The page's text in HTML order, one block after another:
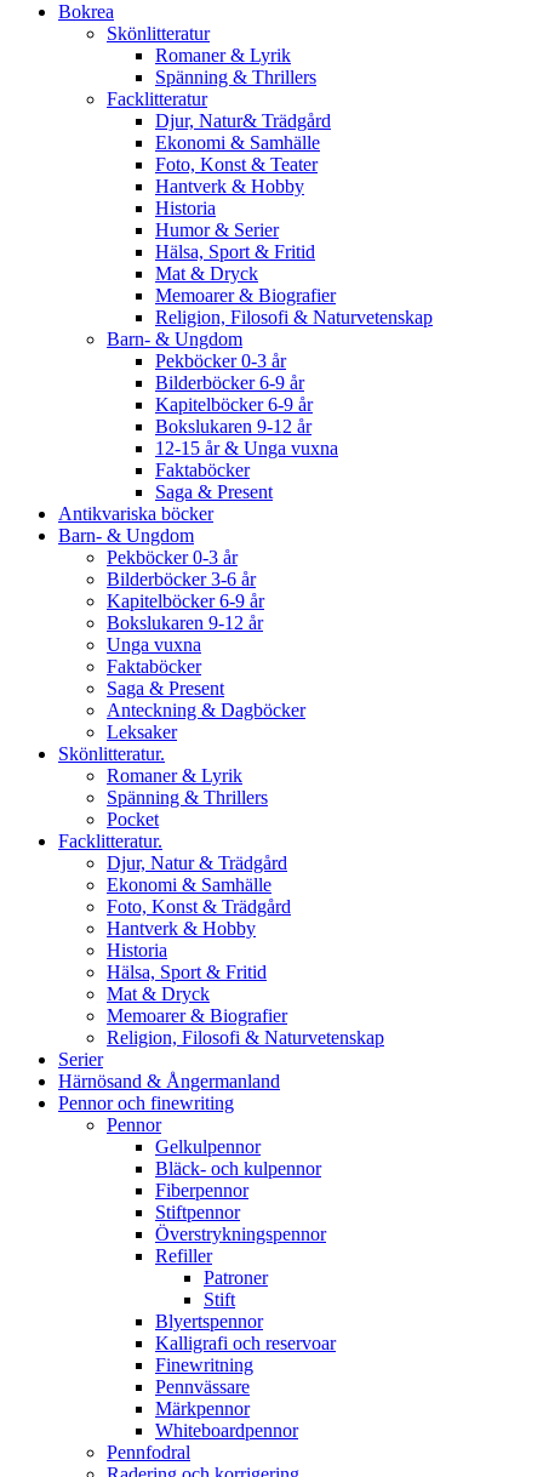
Bokrea
Skönlitteratur
Romaner & Lyrik
Spänning & Thrillers
Facklitteratur
Djur, Natur& Trädgård
Ekonomi & Samhälle
Foto, Konst & Teater
Hantverk & Hobby
Historia
Humor & Serier
Hälsa, Sport & Fritid
Mat & Dryck
Memoarer & Biografier
Religion, Filosofi & Naturvetenskap
Barn- & Ungdom
Pekböcker 0-3 år
Bilderböcker 6-9 år
Kapitelböcker 6-9 år
Bokslukaren 9-12 år
12-15 år & Unga vuxna
Faktaböcker
Saga & Present
Antikvariska böcker
Barn- & Ungdom
Pekböcker 0-3 år
Bilderböcker 3-6 år
Kapitelböcker 6-9 år
Bokslukaren 9-12 år
Unga vuxna
Faktaböcker
Saga & Present
Anteckning & Dagböcker
Leksaker
Skönlitteratur.
Romaner & Lyrik
Spänning & Thrillers
Pocket
Facklitteratur.
Djur, Natur & Trädgård
Ekonomi & Samhälle
Foto, Konst & Trädgård
Hantverk & Hobby
Historia
Hälsa, Sport & Fritid
Mat & Dryck
Memoarer & Biografier
Religion, Filosofi & Naturvetenskap
Serier
Härnösand & Ångermanland
Pennor och finewriting
Pennor
Gelkulpennor
Bläck- och kulpennor
Fiberpennor
Stiftpennor
Överstrykningspennor
Refiller
Patroner
Stift
Blyertspennor
Kalligrafi och reservoar
Finewritning
Pennvässare
Märkpennor
Whiteboardpennor
Pennfodral